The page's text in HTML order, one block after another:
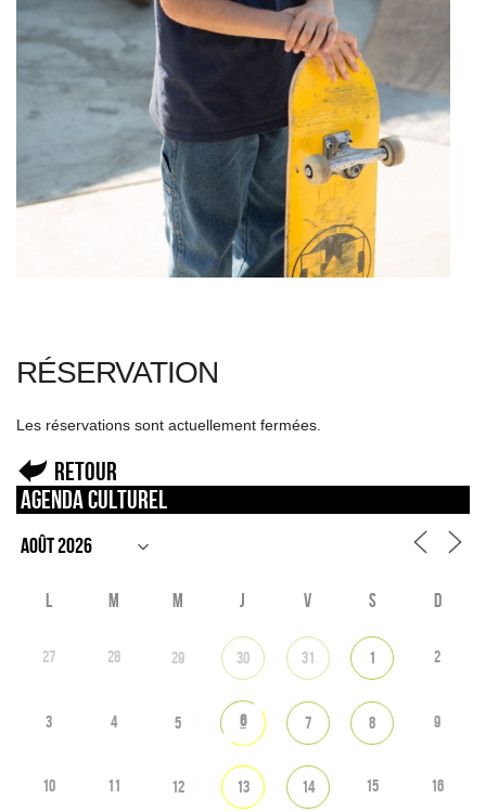
RÉSERVATION
Les réservations sont actuellement fermées.
Retour
Agenda culturel
L M M J V S D
27 28 29 30 31 1 2
3 4 5 6 7 8 9
10 11 12 13 14 15 16